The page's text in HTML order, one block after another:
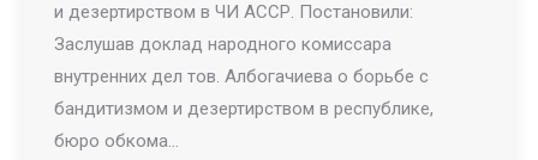
и дезертирством в ЧИ АССР. Постановили:
Заслушав доклад народного комиссара
внутренних дел тов. Албогачиева о борьбе с
бандитизмом и дезертирством в республике,
бюро обкома…